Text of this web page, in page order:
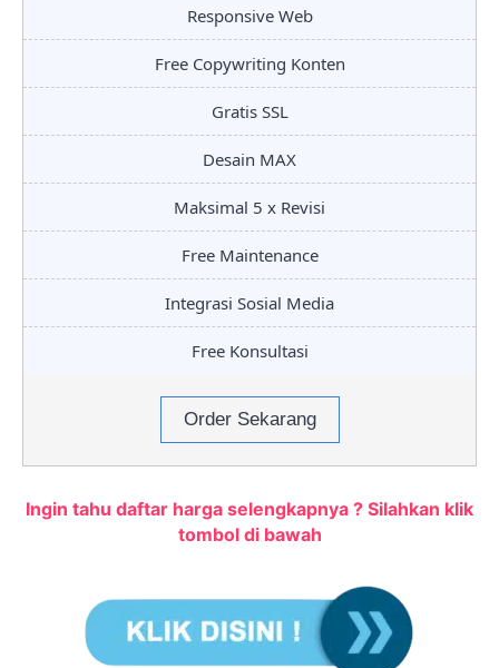
Responsive Web
Free Copywriting Konten
Gratis SSL
Desain MAX
Maksimal 5 x Revisi
Free Maintenance
Integrasi Sosial Media
Free Konsultasi
Order Sekarang
Ingin tahu daftar harga selengkapnya ? Silahkan klik
tombol di bawah